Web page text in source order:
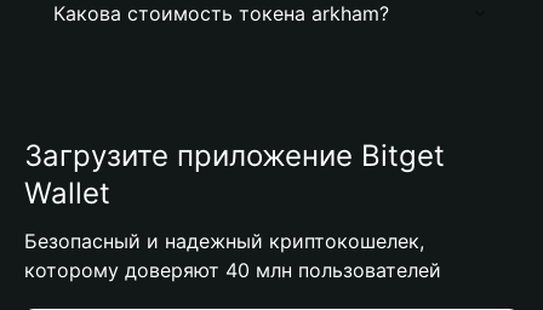
Какова стоимость токена arkham?
Загрузите приложение Bitget
Wallet
Безопасный и надежный криптокошелек,
которому доверяют 40 млн пользователей